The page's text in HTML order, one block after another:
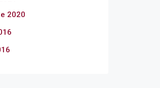
2020